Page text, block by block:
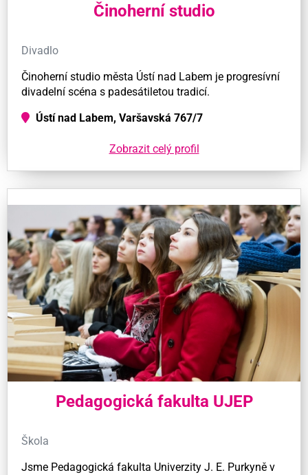
Činoherní studio
Divadlo
Činoherní studio města Ústí nad Labem je progresívní
divadelní scéna s padesátiletou tradicí.
Ústí nad Labem, Varšavská 767/7
Zobrazit celý profil
Pedagogická fakulta UJEP
Škola
Jsme Pedagogická fakulta Univerzity J. E. Purkyně v